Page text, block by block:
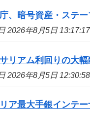
、暗号資産・ステ
2026年8月5日
リアム利回りの大
2026年8月5日
ア最大手銀インテ